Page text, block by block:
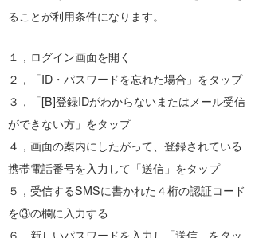
ることが利用条件になります。
１，ログイン画面を開く
２，「ID・パスワードを忘れた場合」をタップ
３，「[B]登録IDがわからないまたはメール受信
ができない方」をタップ
４，画面の案内にしたがって、登録されている
携帯電話番号を入力して「送信」をタップ
５，受信するSMSに書かれた４桁の認証コード
を③の欄に入力する